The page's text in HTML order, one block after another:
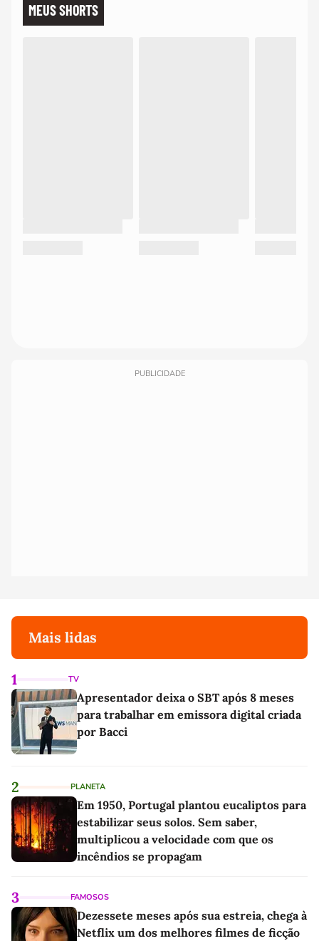
MEUS SHORTS
PUBLICIDADE
Mais lidas
1 TV
Apresentador deixa o SBT após 8 meses
para trabalhar em emissora digital criada
por Bacci
2 PLANETA
Em 1950, Portugal plantou eucaliptos para
estabilizar seus solos. Sem saber,
multiplicou a velocidade com que os
incêndios se propagam
3 FAMOSOS
Dezessete meses após sua estreia, chega à
Netflix um dos melhores filmes de ficção